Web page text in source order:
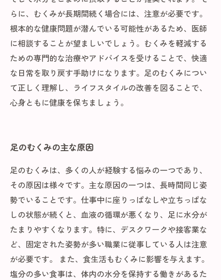
らに、むくみが長期間続く場合には、注意が必要です。
根本的な健康問題が潜んでいる可能性があるため、医師
に相談することが望ましいでしょう。むくみを軽減する
ための専門的な治療やアドバイスを受けることで、快適
な日常を取り戻す手助けになります。足のむくみについ
て正しく理解し、ライフスタイルの改善を図ることで、
心身ともに健康を保ちましょう。
足のむくみの主な原因
足のむくみは、多くの人が経験する悩みの一つであり、
その原因は様々です。主な原因の一つは、長時間同じ姿
勢でいることです。仕事中に座りっぱなしや立ちっぱな
しの状態が続くと、血液の循環が悪くなり、足に水分が
たまりやすくなります。特に、デスクワークや接客業な
ど、固定された姿勢が多い職業に従事している人は注意
が必要です。 また、食生活もむくみに影響を与えます。
塩分の多い食事は、体内の水分を保持する働きがあるた